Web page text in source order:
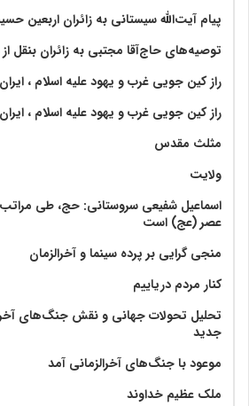
پیام آیت‌الله سیستانی به زائران اربعین
توصیه‌های حاج‌آقا مجتبی به زائران بنقل
راز کین جویی غرب و یهود علیه اسلام ،
راز کین جویی غرب و یهود علیه اسلام ،
مثلث مقدس
ولايت‏
اسماعیل شفیعی سروستانی: حج، طی
عصر (عج) است
منجی گرایی بر پرده سینما و آخرالزمان
کنار مردم دریاییم
تحلیل تحولات جهانی و نقش جنگ‌های
جدید
موعود با جنگ‌های آخرالزمانی آمد
ملک عظیم خداوند